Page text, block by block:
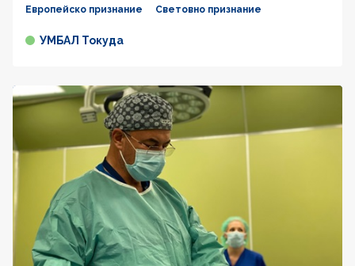
Европейско признание Световно признание
УМБАЛ Токуда